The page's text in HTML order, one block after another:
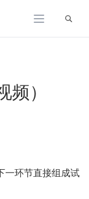
展开
）
一环节直接组成试